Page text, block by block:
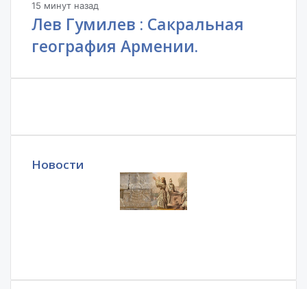
15 минут назад
Лев Гумилев : Сакральная
география Армении.
Новости